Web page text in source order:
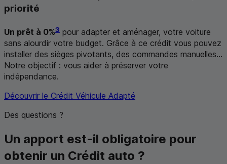
priorité
Un prêt à 0%3 pour adapter et aménager, votre voiture
sans alourdir votre budget. Grâce à ce crédit vous pouvez
installer des sièges pivotants, des commandes manuelles...
Notre objectif : vous aider à préserver votre
indépendance.
Découvrir le Crédit Véhicule Adapté
Des questions ?
Un apport est-il obligatoire pour
obtenir un Crédit auto ?